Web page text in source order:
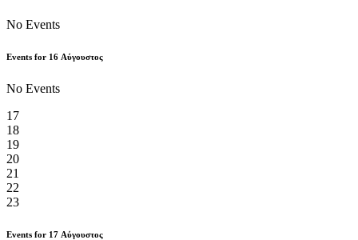
No Events
Events for 16 Αύγουστος
No Events
17
18
19
20
21
22
23
Events for 17 Αύγουστος